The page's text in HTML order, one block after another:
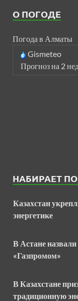
О ПОГОДЕ
Погода в Алматы
Gismeteo
Прогноз на 2
НАБИРАЕТ
Казахстан
энергетике
В Астане
«Газпромом»
В Казахстане
традиционную